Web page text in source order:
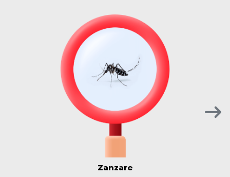
Zanzare